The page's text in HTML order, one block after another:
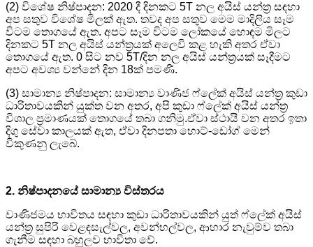
(2) විශේෂ නිෂ්පාදන: 2020 දී දිනකට 5T නල අයිස් යන්ත්‍ර සඳහා
අප සතුව විශේෂ මිලක් ඇත. තවද අප සතුව මෙම මාදිලිය සෑම
විටම තොගයේ ඇත. අපට සෑම විටම ලෝකයේ හොඳම මිලට
දිනකට 5T නල අයිස් යන්ත්‍රයක් අලෙවි කළ හැකි අතර ඒවා
තොගයේ ඇත. 0 සිට නව 5T/දින නල අයිස් යන්ත්‍රයක් සෑදීමට
අපට අවශ්‍ය වන්නේ දින 18ක් පමණි.
(3) සාමාන්‍ය නිෂ්පාදන: සාමාන්‍ය වාණිජ ෆ්ලේක් අයිස් යන්ත්‍ර කුඩා
ධාරිතාවයකින් යුක්ත වන අතර, අපි කුඩා ෆ්ලේක් අයිස් යන්ත්‍ර
විශාල ප්‍රමාණයක් තොගයේ තබා ගනිමු.ඒවා ස්ථායී වන අතර ඉතා
දිගු සේවා කාලයක් ඇත, ඒවා දිනපතා හොට්-ඩෝග් මෙන්
විකුණනු ලැබේ.
2. නිෂ්පාදනයේ සාමාන්‍ය විස්තරය
වාණිජමය භාවිතය සඳහා කුඩා ධාරිතාවයකින් යුත් ෆ්ලේක් අයිස්
යන්ත්‍ර සුපිරි වෙළඳසැල්වල, අවන්හල්වල, ආහාර නැවුම්ව තබා
ගැනීම සඳහා බහුලව භාවිතා වේ.